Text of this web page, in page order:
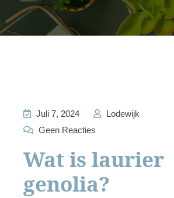
Juli 7, 2024
Lodewijk
Geen Reacties
Wat is laurier
genolia?